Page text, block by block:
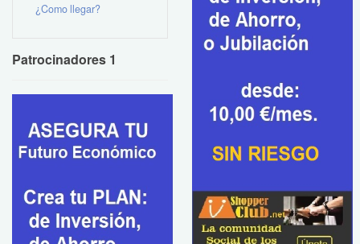
¿Como llegar?
Patrocinadores 1